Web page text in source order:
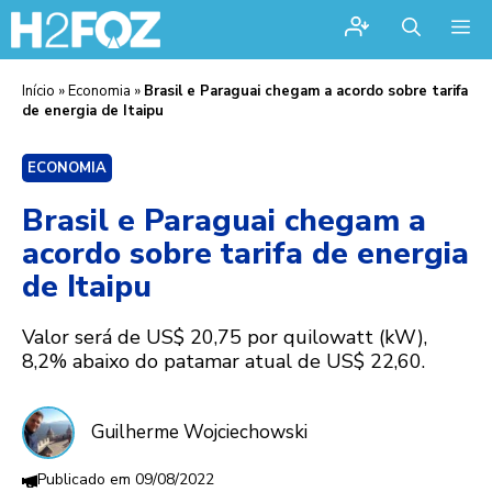
Início »Economia » Brasil e Paraguai chegam a acordo sobre tarifa
de energia de Itaipu
ECONOMIA
Brasil e Paraguai chegam a
acordo sobre tarifa de energia
de Itaipu
Valor será de US$ 20,75 por quilowatt (kW),
8,2% abaixo do patamar atual de US$ 22,60.
Guilherme Wojciechowski
09/08/2022